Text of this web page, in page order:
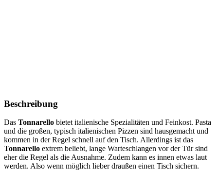
Beschreibung
Das Tonnarello bietet italienische Spezialitäten und Feinkost. Pasta
und die großen, typisch italienischen Pizzen sind hausgemacht und
kommen in der Regel schnell auf den Tisch. Allerdings ist das
Tonnarello extrem beliebt, lange Warteschlangen vor der Tür sind
eher die Regel als die Ausnahme. Zudem kann es innen etwas laut
werden. Also wenn möglich lieber draußen einen Tisch sichern.